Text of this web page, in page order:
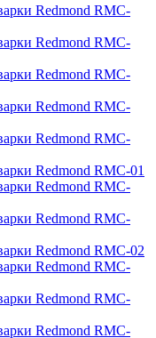
Redmond RMC-
Redmond RMC-
Redmond RMC-
Redmond RMC-
Redmond RMC-
Redmond RMC-01
Redmond RMC-
Redmond RMC-
Redmond RMC-02
Redmond RMC-
Redmond RMC-
Redmond RMC-